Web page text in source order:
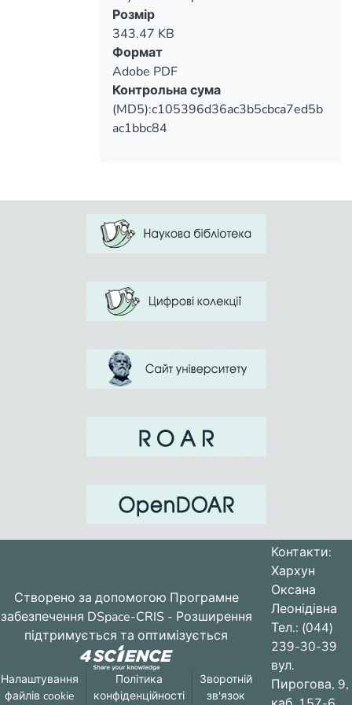
Розмір
343.47 KB
Формат
Adobe PDF
Контрольна сума
(MD5):c105396d36ac3b5cbca7ed5b
ac1bbc84
Створено за допомогою Програмне
забезпечення DSpace-CRIS - Розширення
підтримується та оптимізується
Налаштування
файлів cookie
Політика
конфіденційності
Зворотній
зв'язок
Контакти:
Хархун
Оксана
Леонідівна
Тел.: (044)
239-30-39
вул.
Пирогова, 9,